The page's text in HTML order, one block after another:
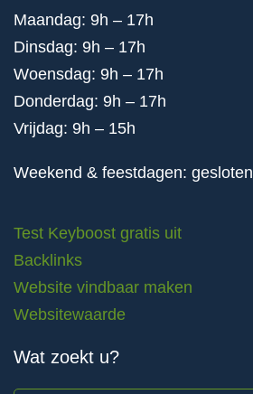
Maandag: 9h – 17h
Dinsdag: 9h – 17h
Woensdag: 9h – 17h
Donderdag: 9h – 17h
Vrijdag: 9h – 15h
Weekend & feestdagen: gesloten
Test Keyboost gratis uit
Backlinks
Website vindbaar maken
Websitewaarde
Wat zoekt u?